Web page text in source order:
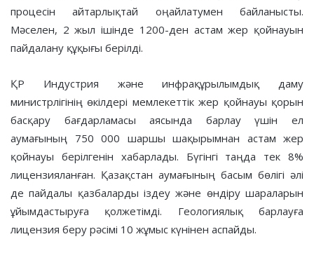
процесін айтарлықтай оңайлатумен байланысты.
Мәселен, 2 жыл ішінде 1200-ден астам жер қойнауын
пайдалану құқығы берілді.
ҚР Индустрия және инфрақұрылымдық даму
министрлігінің өкілдері мемлекеттік жер қойнауы қорын
басқару бағдарламасы аясында барлау үшін ел
аумағының 750 000 шаршы шақырымнан астам жер
қойнауы берілгенін хабарлады. Бүгінгі таңда тек 8%
лицензияланған. Қазақстан аумағының басым бөлігі әлі
де пайдалы қазбаларды іздеу және өндіру шараларын
ұйымдастыруға қолжетімді. Геологиялық барлауға
лицензия беру рәсімі 10 жұмыс күнінен аспайды.